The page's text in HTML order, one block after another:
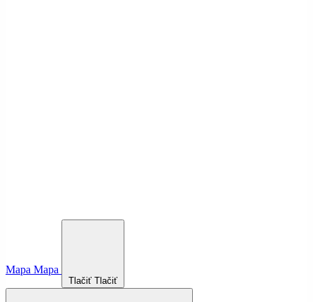
Mapa Mapa
Tlačiť Tlačiť